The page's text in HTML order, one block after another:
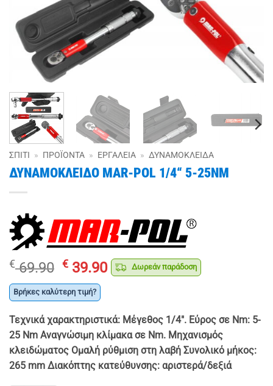
ΣΠΊΤΙ » ΠΡΟΪΌΝΤΑ » ΕΡΓΑΛΕΊΑ » ΔΥΝΑΜΌΚΛΕΙΔΑ
ΔΥΝΑΜΟΚΛΕΙΔΟ MAR-POL 1/4“ 5-25NM
€69.90 Original
price
was:
€ 39.90Η
τρέχουσα
€ 39.90.
Δωρεάν παράδοση
Βρήκες καλύτερη τιμή?
Τεχνικά χαρακτηριστικά: Μέγεθος 1/4″. Εύρος σε Nm: 5-
25 Nm Αναγνώσιμη κλίμακα σε Nm. Μηχανισμός
κλειδώματος Ομαλή ρύθμιση στη λαβή Συνολικό μήκος:
265 mm Διακόπτης κατεύθυνσης: αριστερά/δεξιά